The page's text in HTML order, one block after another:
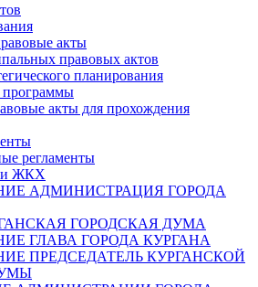
акты
правовых актов
планирования
акты для прохождения
регламенты
ЖКХ
АДМИНИСТРАЦИЯ ГОРОДА
ГОРОДСКАЯ ДУМА
ГЛАВА ГОРОДА КУРГАНА
ПРЕДСЕДАТЕЛЬ КУРГАНСКОЙ